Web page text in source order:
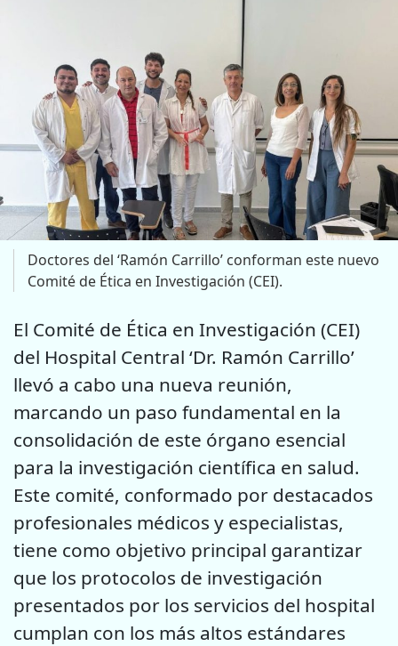
Doctores del ‘Ramón Carrillo’ conforman este nuevo
Comité de Ética en Investigación (CEI).
El Comité de Ética en Investigación (CEI)
del Hospital Central ‘Dr. Ramón Carrillo’
llevó a cabo una nueva reunión,
marcando un paso fundamental en la
consolidación de este órgano esencial
para la investigación científica en salud.
Este comité, conformado por destacados
profesionales médicos y especialistas,
tiene como objetivo principal garantizar
que los protocolos de investigación
presentados por los servicios del hospital
cumplan con los más altos estándares